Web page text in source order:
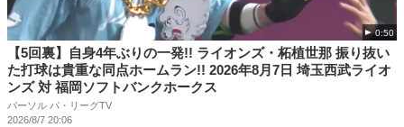
0:50
【5回裏】自身4年ぶりの一発!! ライオンズ・柘植世那 振り抜い
た打球は貴重な同点ホームラン!! 2026年8月7日 埼玉西武ライオ
ンズ 対 福岡ソフトバンクホークス
パーソル パ・リーグTV
2026/8/7 20:06